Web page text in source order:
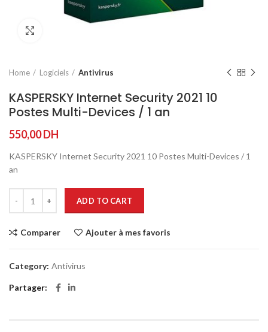
Home Logiciels Antivirus
KASPERSKY Internet Security 2021 10
Postes Multi-Devices / 1 an
550,00DH
KASPERSKY Internet Security 2021 10 Postes Multi-Devices / 1
an
ADD TO CART
Comparer Ajouter à mes favoris
Category: Antivirus
Partager